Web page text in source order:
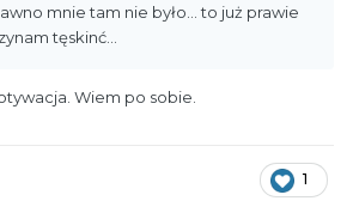
mnie tam nie było... to już prawie
tęskinć...
Wiem po sobie.
1